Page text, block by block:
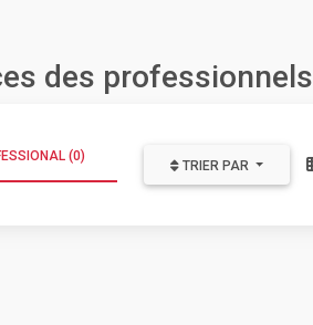
des professionnels
(0)
TRIER PAR